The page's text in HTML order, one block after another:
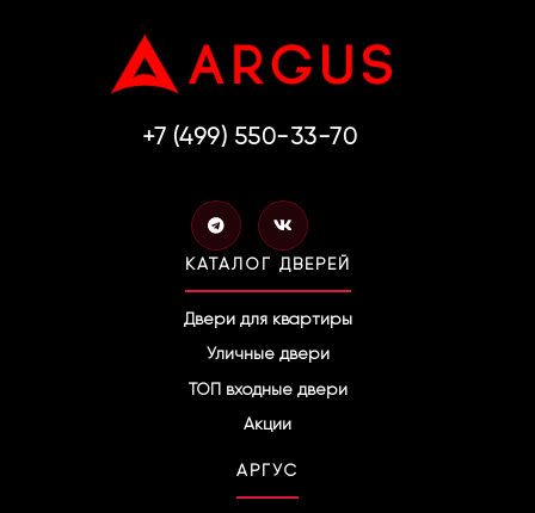
+7 (499) 550-33-70
T
e
l
e
g
r
m
V
k
КАТАЛОГ ДВЕРЕЙ
Двери для квартиры
Уличные двери
ТОП входные двери
Акции
АРГУС